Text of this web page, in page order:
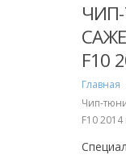
F10
Главная
Чип-
F10 2014